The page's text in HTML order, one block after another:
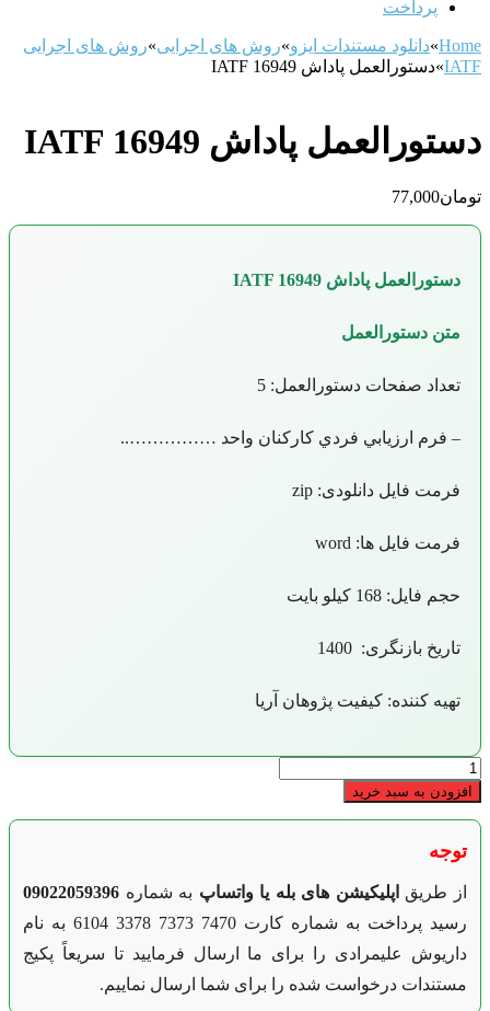
پرداخت
Home
»دانلود مستندات ایزو»روش های اجرایی»روش های اجرایی
IATF
»دستورالعمل پاداش IATF 16949
دستورالعمل پاداش IATF 16949
تومان77,000
دستورالعمل پاداش IATF 16949
متن دستورالعمل
تعداد صفحات دستورالعمل: 5
– فرم ارزيابي فردي كاركنان واحد ……………..
فرمت فایل دانلودی: zip
فرمت فایل ها: word
حجم فایل: 168 کیلو بایت
تاریخ بازنگری: 1400
تهیه کننده: کیفیت پژوهان آریا
دستورالعمل
پاداش
IATF
16949
عدد
افزودن به سبد خرید
توجه
از طریق اپلیکیشن های بله یا واتساپ به شماره 09022059396
رسید پرداخت به شماره کارت 7470 7373 3378 6104 به نام
داریوش علیمرادی را برای ما ارسال فرمایید تا سریعاً پکیج
مستندات درخواست شده را برای شما ارسال نماییم.